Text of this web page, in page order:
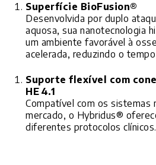
Superfície BioFusion®
Desenvolvida por duplo
aquosa, sua nanotecnologia
um ambiente favorável à
acelerada, reduzindo o
Suporte flexível com
HE 4.1
Compatível com os sistemas
mercado, o Hybridus®
diferentes protocolos clínicos.